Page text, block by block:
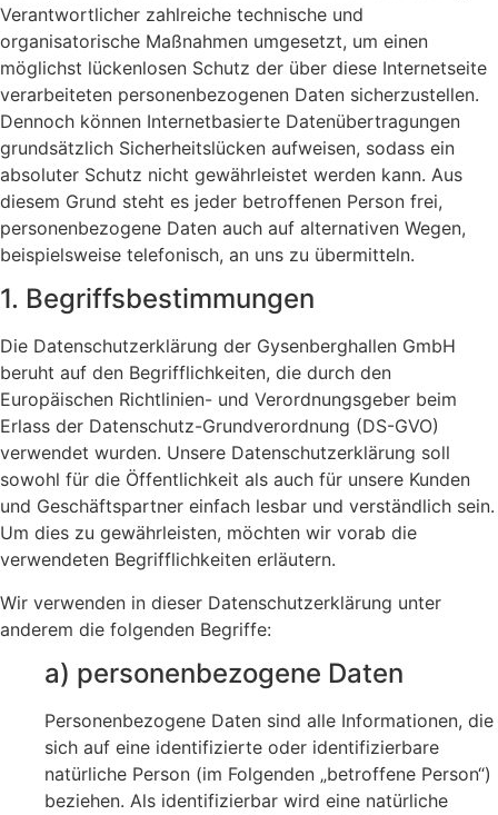
Verantwortlicher zahlreiche technische und
organisatorische Maßnahmen umgesetzt, um einen
möglichst lückenlosen Schutz der über diese Internetseite
verarbeiteten personenbezogenen Daten sicherzustellen.
Dennoch können Internetbasierte Datenübertragungen
grundsätzlich Sicherheitslücken aufweisen, sodass ein
absoluter Schutz nicht gewährleistet werden kann. Aus
diesem Grund steht es jeder betroffenen Person frei,
personenbezogene Daten auch auf alternativen Wegen,
beispielsweise telefonisch, an uns zu übermitteln.
1. Begriffsbestimmungen
Die Datenschutzerklärung der Gysenberghallen GmbH
beruht auf den Begrifflichkeiten, die durch den
Europäischen Richtlinien- und Verordnungsgeber beim
Erlass der Datenschutz-Grundverordnung (DS-GVO)
verwendet wurden. Unsere Datenschutzerklärung soll
sowohl für die Öffentlichkeit als auch für unsere Kunden
und Geschäftspartner einfach lesbar und verständlich sein.
Um dies zu gewährleisten, möchten wir vorab die
verwendeten Begrifflichkeiten erläutern.
Wir verwenden in dieser Datenschutzerklärung unter
anderem die folgenden Begriffe:
a) personenbezogene Daten
Personenbezogene Daten sind alle Informationen, die
sich auf eine identifizierte oder identifizierbare
natürliche Person (im Folgenden „betroffene Person“)
beziehen. Als identifizierbar wird eine natürliche